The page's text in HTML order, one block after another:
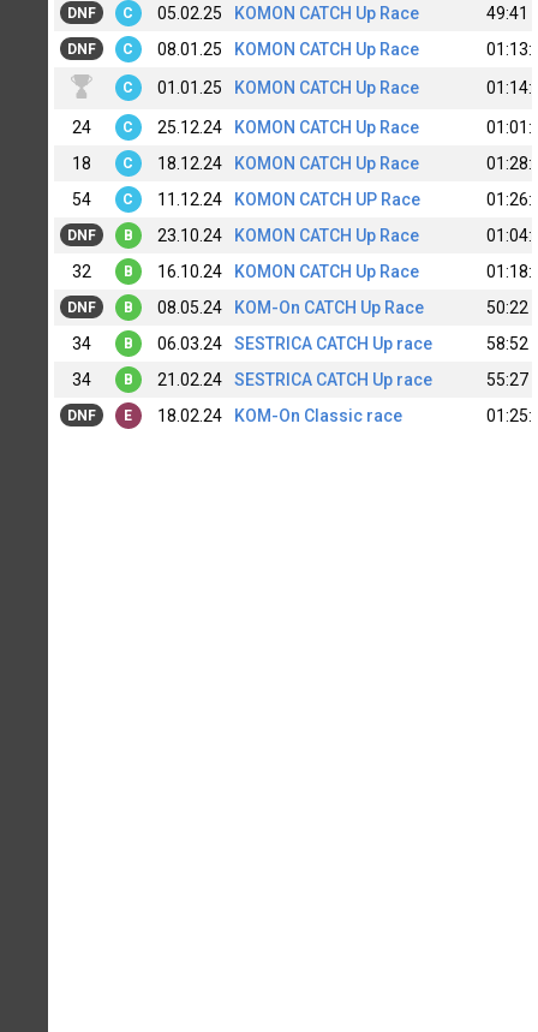
DNF C 05.02.25 KOMON CATCH Up Race 49:41
DNF C 08.01.25 KOMON CATCH Up Race
C 01.01.25 KOMON CATCH Up Race
24 C 25.12.24 KOMON CATCH Up Race
18
C 18.12.24 KOMON CATCH Up Race
54
C 11.12.24 KOMON CATCH UP Race
DNF B 23.10.24 KOMON CATCH Up Race
32
B 16.10.24 KOMON CATCH Up Race
DNF B 08.05.24 KOM-On CATCH Up Race
50:22
34
B 06.03.24 SESTRICA CATCH Up race
58:52
34
B 21.02.24 SESTRICA CATCH Up race 55:27
DNF E 18.02.24 KOM-On Classic race